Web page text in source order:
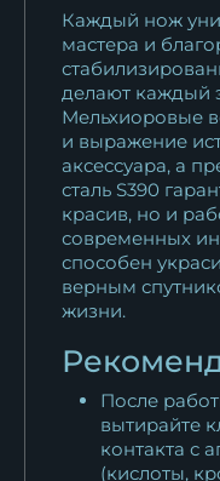
Каждый нож
мастера и
делают каждый
Мельхиоровые
и выражение
аксессуара, а
сталь S390
красив, но и
современных
способен
верным
жизни.
После
вытирайте
контакта с
(кислоты,